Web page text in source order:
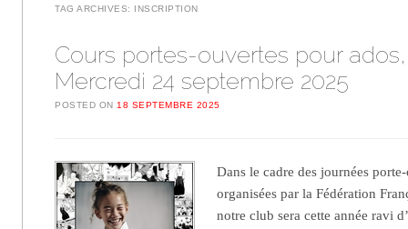
TAG ARCHIVES: INSCRIPTION
Cours portes-ouvertes pour ados,
Mercredi 24 septembre 2025
POSTED ON18 SEPTEMBRE 2025
Dans le cadre des journées
organisées par la Fédération
notre club sera cette année ravi